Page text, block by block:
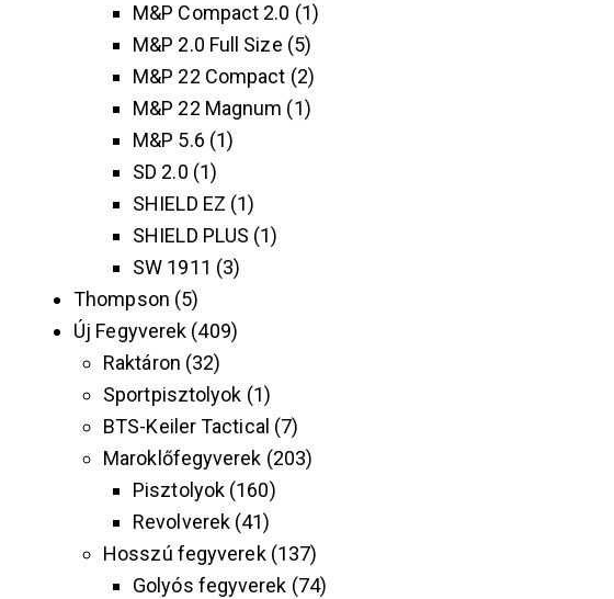
M&P Compact 2.0 1
M&P 2.0 Full Size 5
M&P 22 Compact 2
M&P 22 Magnum
1
M&P 5.6 1
SD 2.0 1
SHIELD EZ 1
SHIELD PLUS 1
SW 1911
3
Thompson 5
Új Fegyverek 409
Raktáron 32
Sportpisztolyok 1
BTS-Keiler Tactical
7
Maroklőfegyverek 203
Pisztolyok 160
Revolverek 41
Hosszú fegyverek 137
Golyós fegyverek 74